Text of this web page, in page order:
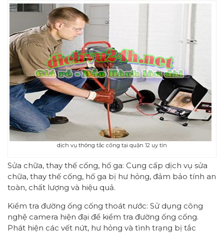
dịch vụ thông tắc cống tại quận 12 uy tín
Sửa chữa, thay thế cống, hố ga: Cung cấp dịch vụ sửa
chữa, thay thế cống, hố ga bị hư hỏng, đảm bảo tính an
toàn, chất lượng và hiệu quả.
Kiểm tra đường ống cống thoát nước: Sử dụng công
nghệ camera hiện đại để kiểm tra đường ống cống.
Phát hiện các vết nứt, hư hỏng và tình trạng bị tắc